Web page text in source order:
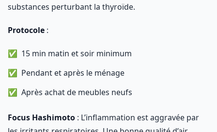
substances perturbant la thyroïde.
Protocole :
15 min matin et soir minimum
Pendant et après le ménage
Après achat de meubles neufs
Focus Hashimoto : L’inflammation est aggravée par